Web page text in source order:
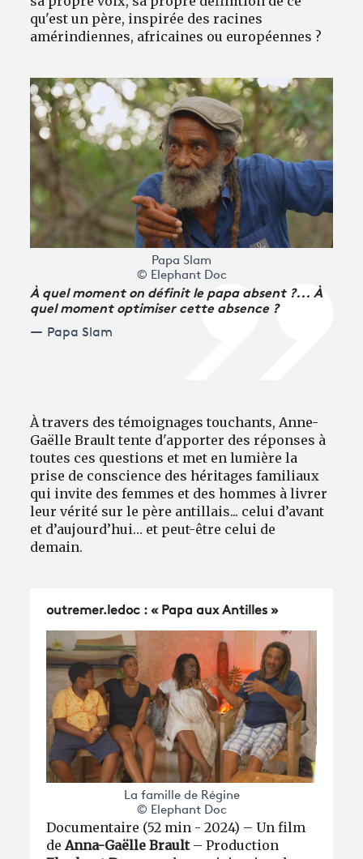
qu'est un père, inspirée des racines
amérindiennes, africaines ou européennes ?
Papa Slam
© Elephant Doc
À quel moment on définit le papa absent ?... À
quel moment optimiser cette absence ?
Papa Slam
À travers des témoignages touchants, Anne-
Gaëlle Brault tente d'apporter des réponses à
toutes ces questions et met en lumière la
prise de conscience des héritages familiaux
qui invite des femmes et des hommes à livrer
leur vérité sur le père antillais... celui d’avant
et d’aujourd’hui… et peut-être celui de
demain.
outremer.ledoc : « Papa aux Antilles »
La famille de Régine
© Elephant Doc
Documentaire (52 min - 2024) – Un film
deAnna-Gaëlle Brault­– Production